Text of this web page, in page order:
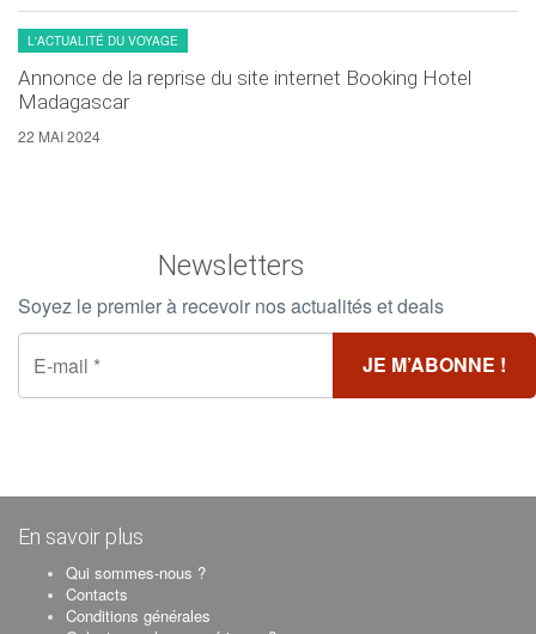
L'ACTUALITÉ DU VOYAGE
Annonce de la reprise du site internet Booking Hotel
Madagascar
22 MAI 2024
Newsletters
Soyez le premier à recevoir nos actualités et deals
En savoir plus
Qui sommes-nous ?
Contacts
Conditions générales